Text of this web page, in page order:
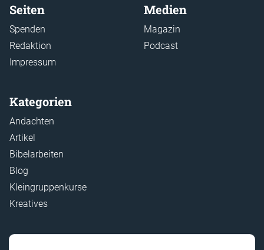
Seiten
Spenden
Redaktion
Impressum
Medien
Magazin
Podcast
Kategorien
Andachten
Artikel
Bibelarbeiten
Blog
Kleingruppenkurse
Kreatives